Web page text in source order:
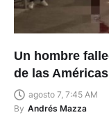
Un hombre
de las Américas
agosto 7, 7:45 AM
By Andrés Mazza